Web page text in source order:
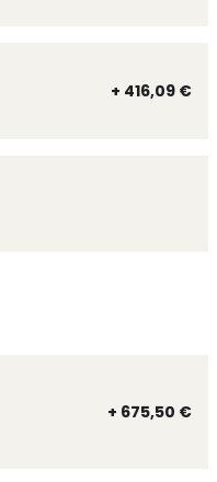
+ 416,09 €
+ 675,50 €